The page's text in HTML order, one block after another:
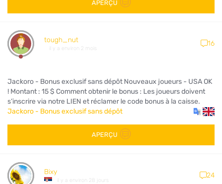
APERÇU
tough_nut
il y a environ 2 mois
16
Jackoro - Bonus exclusif sans dépôt Nouveaux joueurs - USA OK
! Montant : 15 $ Comment obtenir le bonus : Les joueurs doivent
s’inscrire via notre LIEN et réclamer le code bonus à la caisse.
Jackoro - Bonus exclusif sans dépôt
APERÇU
Bixy
il y a environ 28 jours
24